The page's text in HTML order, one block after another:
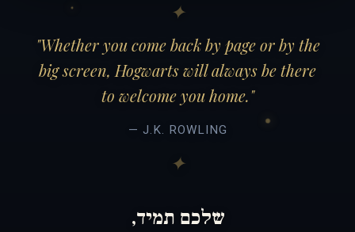
"Whether you come back by page or by the
big screen, Hogwarts will always be there
to welcome you home."
— J.K. ROWLING
שלכם תמיד,